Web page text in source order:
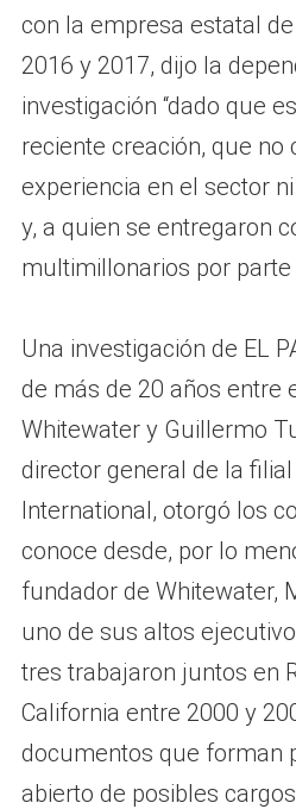
con la empresa estatal
2016 y 2017, dijo la
investigación “dado que
reciente creación, que no
experiencia en el sector
y, a quien se entregaron
multimillonarios por parte
Una investigación de EL
de más de 20 años entre
Whitewater y Guillermo
director general de la filial
International, otorgó los
conoce desde, por lo
fundador de Whitewater,
uno de sus altos
tres trabajaron juntos en
California entre 2000 y
documentos que forman
abierto de posibles